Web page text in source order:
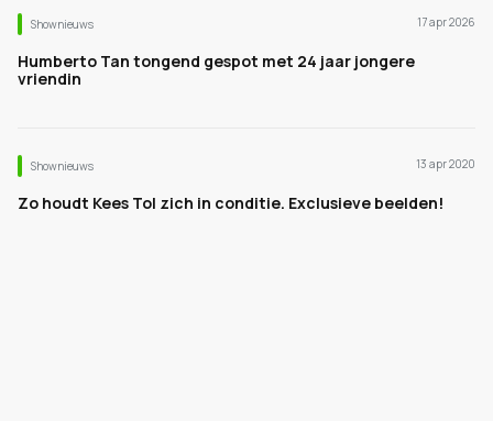
Shownieuws 17 apr 2026
Humberto Tan tongend gespot met 24 jaar jongere
vriendin
Shownieuws 13 apr 2020
Zo houdt Kees Tol zich in conditie. Exclusieve beelden!